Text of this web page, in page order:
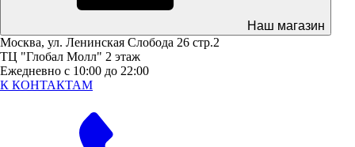
Наш магазин
Москва, ул. Ленинская Слобода 26 стр.2
ТЦ "Глобал Молл" 2 этаж
Ежедневно с 10:00 до 22:00
К КОНТАКТАМ